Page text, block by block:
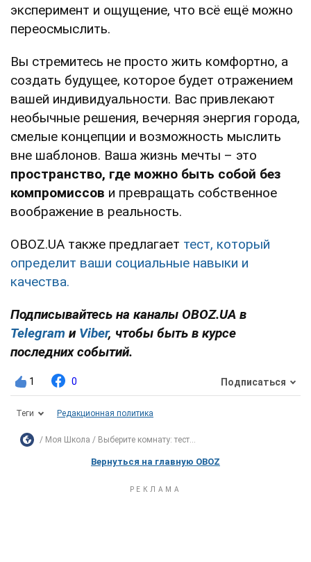
эксперимент и ощущение, что всё ещё можно
переосмыслить.
Вы стремитесь не просто жить комфортно, а
создать будущее, которое будет отражением
вашей индивидуальности. Вас привлекают
необычные решения, вечерняя энергия города,
смелые концепции и возможность мыслить
вне шаблонов. Ваша жизнь мечты – это
пространство, где можно быть собой без
компромиссов и превращать собственное
воображение в реальность.
OBOZ.UA также предлагает тест, который
определит ваши социальные навыки и
качества.
Подписывайтесь на каналы OBOZ.UA в
Telegram и Viber, чтобы быть в курсе
последних событий.
1 0 Подписаться
Теги Редакционная политика
Моя Школа Выберите комнату: тест...
Вернуться на главную OBOZ